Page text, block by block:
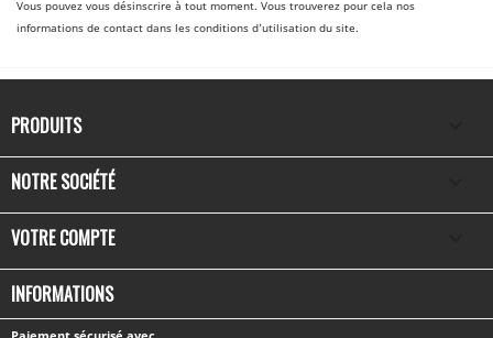
Vous pouvez vous désinscrire à tout moment. Vous trouverez pour cela nos
informations de contact dans les conditions d'utilisation du site.
PRODUITS
NOTRE SOCIÉTÉ
VOTRE COMPTE
INFORMATIONS